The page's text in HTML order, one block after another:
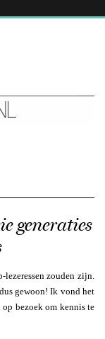
generaties
zouden zijn.
gewoon! Ik vond het
bezoek om kennis te